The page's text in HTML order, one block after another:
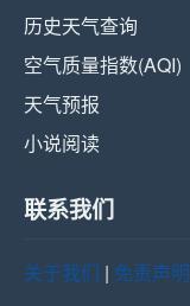
历史天气查询
空气质量指数(AQI)
天气预报
小说阅读
联系我们
关于我们 | 免责声明